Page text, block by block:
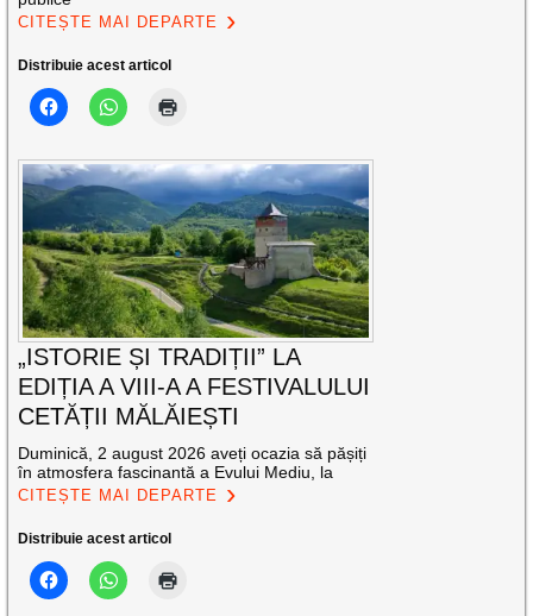
CITEȘTE MAI DEPARTE
Distribuie acest articol
„ISTORIE ȘI TRADIȚII” LA
EDIȚIA A VIII-A A FESTIVALULUI
CETĂȚII MĂLĂIEȘTI
Duminică, 2 august 2026 aveți ocazia să pășiți
în atmosfera fascinantă a Evului Mediu, la
CITEȘTE MAI DEPARTE
Distribuie acest articol